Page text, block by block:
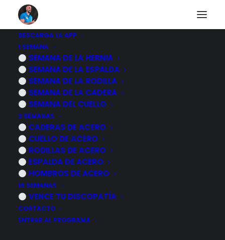
DESCARGA LA APP
1 SEMANA
SEMANA DE LA HERNIA
SEMANA DE LA ESPALDA
SEMANA DE LA RODILLA
SEMANA DE LA CADERA
SEMANA DEL CUELLO
3 SEMANAS
CADERAS DE ACERO
CUELLO DE ACERO
RODILLAS DE ACERO
ESPALDA DE ACERO
HOMBROS DE ACERO
16 SEMANAS
VENCE TU DISCOPATÍA
CONTACTO
ENTRAR AL PROGRAMA
Caderas de acero 2025
PROGRAMAS
HERNIA DISCAL LUMBAR
ESPALDA DE ACERO
RODILLAS DE ACERO
CADERAS DE ACERO
CUELLO DE ACERO